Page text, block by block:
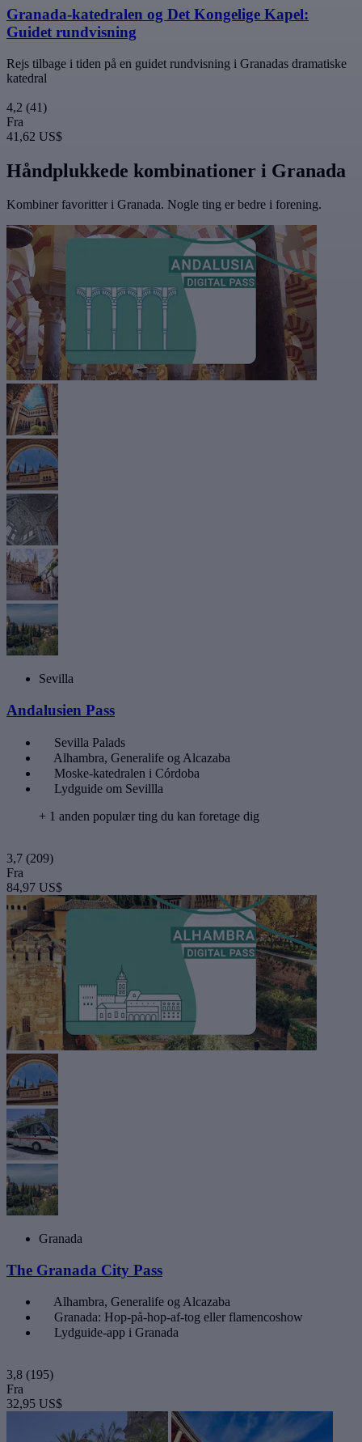
Granada-katedralen og Det Kongelige Kapel:
Guidet rundvisning
Rejs tilbage i tiden på en guidet rundvisning i Granadas dramatiske
katedral
4,2 (41)
Fra
41,62 US$
Håndplukkede kombinationer i Granada
Kombiner favoritter i Granada. Nogle ting er bedre i forening.
Sevilla
Andalusien Pass
Sevilla Palads
Alhambra, Generalife og Alcazaba
Moske-katedralen i Córdoba
Lydguide om Sevillla
+ 1 anden populær ting du kan foretage dig
3,7 (209)
Fra
84,97 US$
Granada
The Granada City Pass
Alhambra, Generalife og Alcazaba
Granada: Hop-på-hop-af-tog eller flamencoshow
Lydguide-app i Granada
3,8 (195)
Fra
32,95 US$